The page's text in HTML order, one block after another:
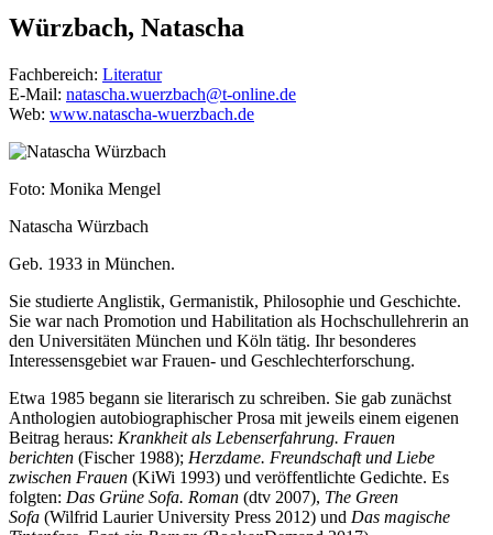
Würzbach, Natascha
Fachbereich: Literatur
E-Mail: natascha.wuerzbach@t-online.de
Web: www.natascha-wuerzbach.de
Foto: Monika Mengel
Natascha Würzbach
Geb. 1933 in München.
Sie studierte Anglistik, Germanistik, Philosophie und Geschichte.
Sie war nach Promotion und Habilitation als Hochschullehrerin an
den Universitäten München und Köln tätig. Ihr besonderes
Interessensgebiet war Frauen- und Geschlechterforschung.
Etwa 1985 begann sie literarisch zu schreiben. Sie gab zunächst
Anthologien autobiographischer Prosa mit jeweils einem eigenen
Beitrag heraus: Krankheit als Lebenserfahrung. Frauen
berichten (Fischer 1988); Herzdame. Freundschaft und Liebe
zwischen Frauen (KiWi 1993) und veröffentlichte Gedichte. Es
folgten: Das Grüne Sofa. Roman (dtv 2007), The Green
Sofa (Wilfrid Laurier University Press 2012) und Das magische